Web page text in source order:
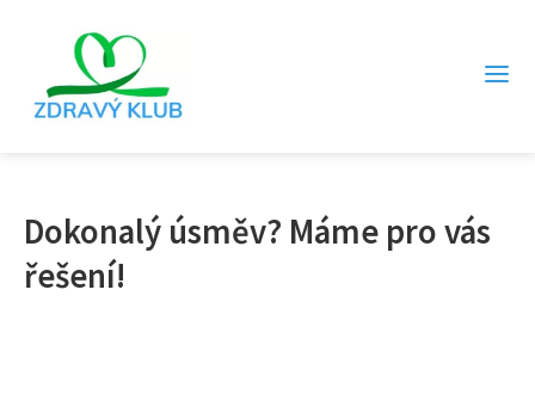
Dokonalý úsměv? Máme pro vás
řešení!